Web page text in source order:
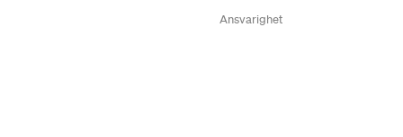
Ansvarighet